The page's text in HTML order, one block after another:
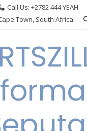
Call Us: +2782 444 YEAH
Town, South Africa